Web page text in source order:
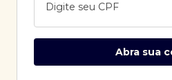
Digite seu CPF
Abra sua